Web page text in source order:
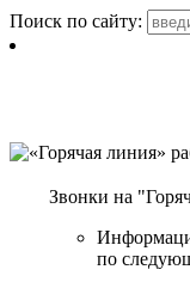
Поиск по сайту:
Звонки на
по